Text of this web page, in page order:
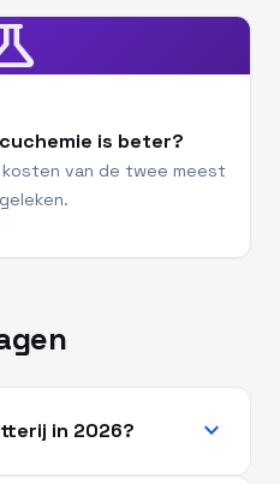
is beter?
kosten van de twee meest
in 2026? expand_more